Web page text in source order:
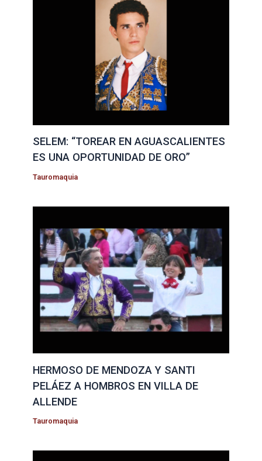
SELEM: “TOREAR EN AGUASCALIENTES
ES UNA OPORTUNIDAD DE ORO”
Tauromaquia
HERMOSO DE MENDOZA Y SANTI
PELÁEZ A HOMBROS EN VILLA DE
ALLENDE
Tauromaquia